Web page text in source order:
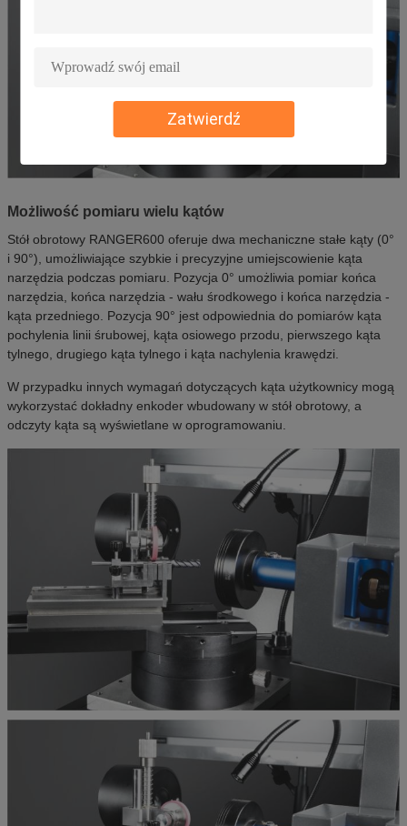
Zatwierdź
Możliwość pomiaru wielu kątów
Stół obrotowy RANGER600 oferuje dwa mechaniczne stałe kąty (0°
i 90°), umożliwiające szybkie i precyzyjne umiejscowienie kąta
narzędzia podczas pomiaru. Pozycja 0° umożliwia pomiar końca
narzędzia, końca narzędzia - wału środkowego i końca narzędzia -
kąta przedniego. Pozycja 90° jest odpowiednia do pomiarów kąta
pochylenia linii śrubowej, kąta osiowego przodu, pierwszego kąta
tylnego, drugiego kąta tylnego i kąta nachylenia krawędzi.
W przypadku innych wymagań dotyczących kąta użytkownicy mogą
wykorzystać dokładny enkoder wbudowany w stół obrotowy, a
odczyty kąta są wyświetlane w oprogramowaniu.